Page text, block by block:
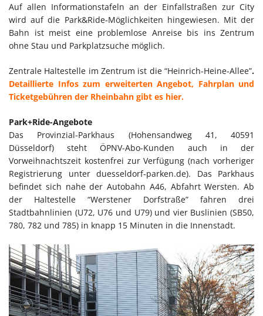
Auf allen Informationstafeln an der Einfallstraßen zur City
wird auf die Park&Ride-Möglichkeiten hingewiesen. Mit der
Bahn ist meist eine problemlose Anreise bis ins Zentrum
ohne Stau und Parkplatzsuche möglich.
Zentrale Haltestelle im Zentrum ist die “Heinrich-Heine-Allee”.
Detaillierte Infos zum erweiterten Angebot, Fahrplan und
Ticketgebühren der Rheinbahn gibt es hier.
Park+Ride-Angebote
Das Provinzial-Parkhaus (Hohensandweg 41, 40591
Düsseldorf) steht ÖPNV-Abo-Kunden auch in der
Vorweihnachtszeit kostenfrei zur Verfügung (nach vorheriger
Registrierung unter duesseldorf-parken.de). Das Parkhaus
befindet sich nahe der Autobahn A46, Abfahrt Wersten. Ab
der Haltestelle “Werstener Dorfstraße” fahren drei
Stadtbahnlinien (U72, U76 und U79) und vier Buslinien (SB50,
780, 782 und 785) in knapp 15 Minuten in die Innenstadt.